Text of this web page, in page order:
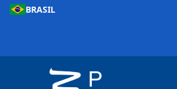
BRASIL